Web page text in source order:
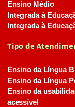
Ensino Médio
Integrada à
Integrada à
Tipo de
Ensino da Língua
Ensino da Língua
Ensino da
acessível